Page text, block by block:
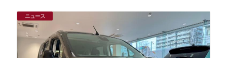
ニュース